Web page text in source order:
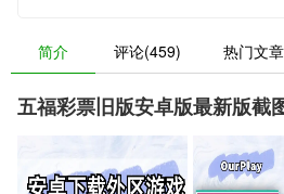
简介 评论(459) 热门文章
五福彩票旧版安卓版最新版截